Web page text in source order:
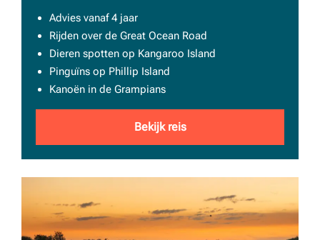
Advies vanaf 4 jaar
Rijden over de Great Ocean Road
Dieren spotten op Kangaroo Island
Pinguïns op Phillip Island
Kanoën in de Grampians
Bekijk reis